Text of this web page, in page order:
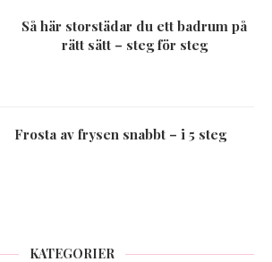
Så här storstädar du ett badrum på
rätt sätt – steg för steg
Frosta av frysen snabbt – i 5 steg
KATEGORIER